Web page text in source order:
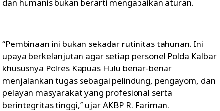
dan humanis bukan berarti mengabaikan aturan.
“Pembinaan ini bukan sekadar rutinitas tahunan. Ini
upaya berkelanjutan agar setiap personel Polda Kalbar
khususnya Polres Kapuas Hulu benar-benar
menjalankan tugas sebagai pelindung, pengayom, dan
pelayan masyarakat yang profesional serta
berintegritas tinggi,” ujar AKBP R. Fariman.